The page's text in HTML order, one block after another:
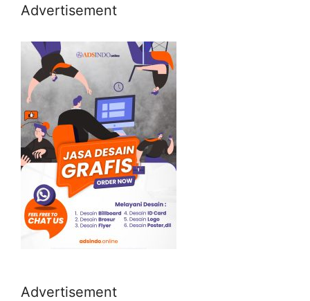
Advertisement
Advertisement